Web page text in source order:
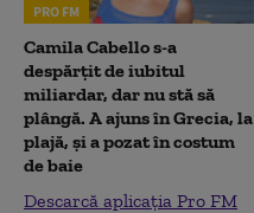
PRO FM
Camila Cabello s-a
despărțit de iubitul
miliardar, dar nu stă să
plângă. A ajuns în Grecia, la
plajă, și a pozat în costum
de baie
Descarcă aplicația Pro FM